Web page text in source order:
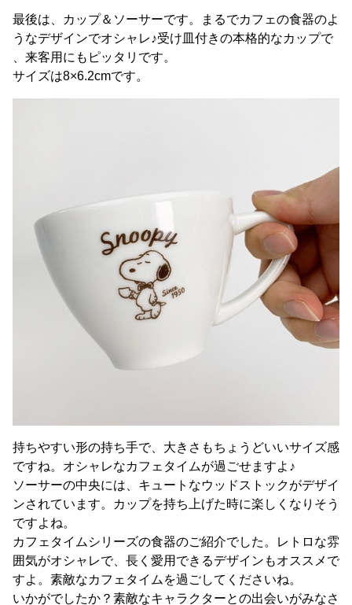
最後は、カップ＆ソーサーです。まるでカフェの食器のよ
うなデザインでオシャレ♪受け皿付きの本格的なカップで
、来客用にもピッタリです。
サイズは8×6.2cmです。
持ちやすい形の持ち手で、大きさもちょうどいいサイズ感
ですね。オシャレなカフェタイムが過ごせますよ♪
ソーサーの中央には、キュートなウッドストックがデザイ
ンされています。カップを持ち上げた時に楽しくなりそう
ですよね。
カフェタイムシリーズの食器のご紹介でした。レトロな雰
囲気がオシャレで、長く愛用できるデザインもオススメで
すよ。素敵なカフェタイムを過ごしてくださいね。
いかがでしたか？素敵なキャラクターとの出会いがみなさ